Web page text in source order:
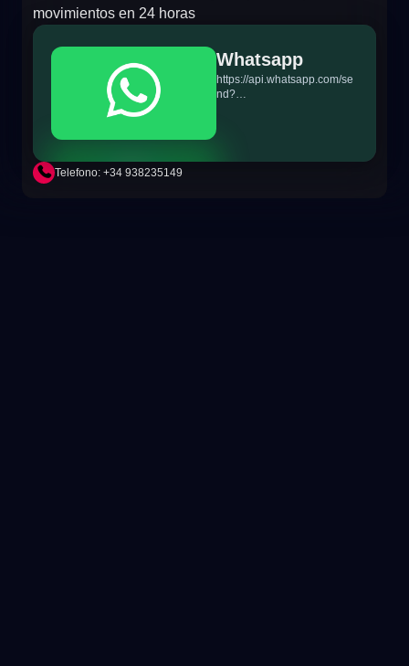
movimientos en 24 horas
Whatsapp
https://api.whatsapp.com/se
nd?
Telefono: +34 938235149